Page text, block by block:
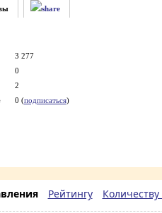
3 277
0
2
0 (подписаться)
Рейтингу Количеству